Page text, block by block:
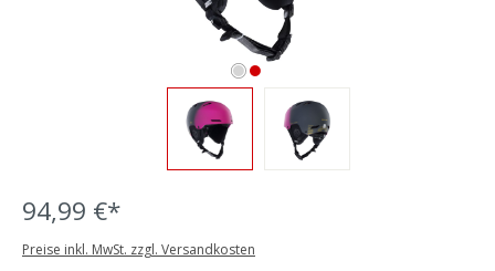
94,99 €*
Preise inkl. MwSt. zzgl. Versandkosten